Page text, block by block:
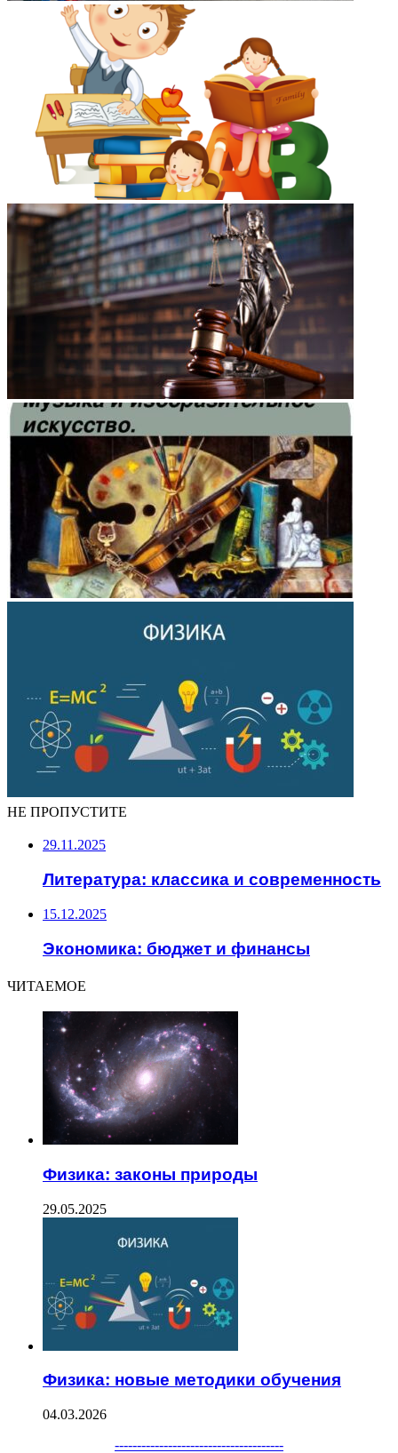
НЕ ПРОПУСТИТЕ
29.11.2025
Литература: классика и современность
15.12.2025
Экономика: бюджет и финансы
ЧИТАЕМОЕ
Физика: законы природы
29.05.2025
Физика: новые методики обучения
04.03.2026
--------------------------------------